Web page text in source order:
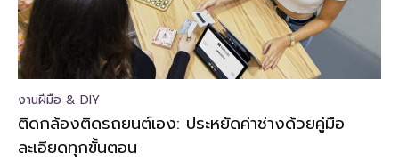
งานฝีมือ & DIY
ติดกล้องติดรถยนต์เอง: ประหยัดค่าช่างด้วยคู่มือ
ละเอียดทุกขั้นตอน